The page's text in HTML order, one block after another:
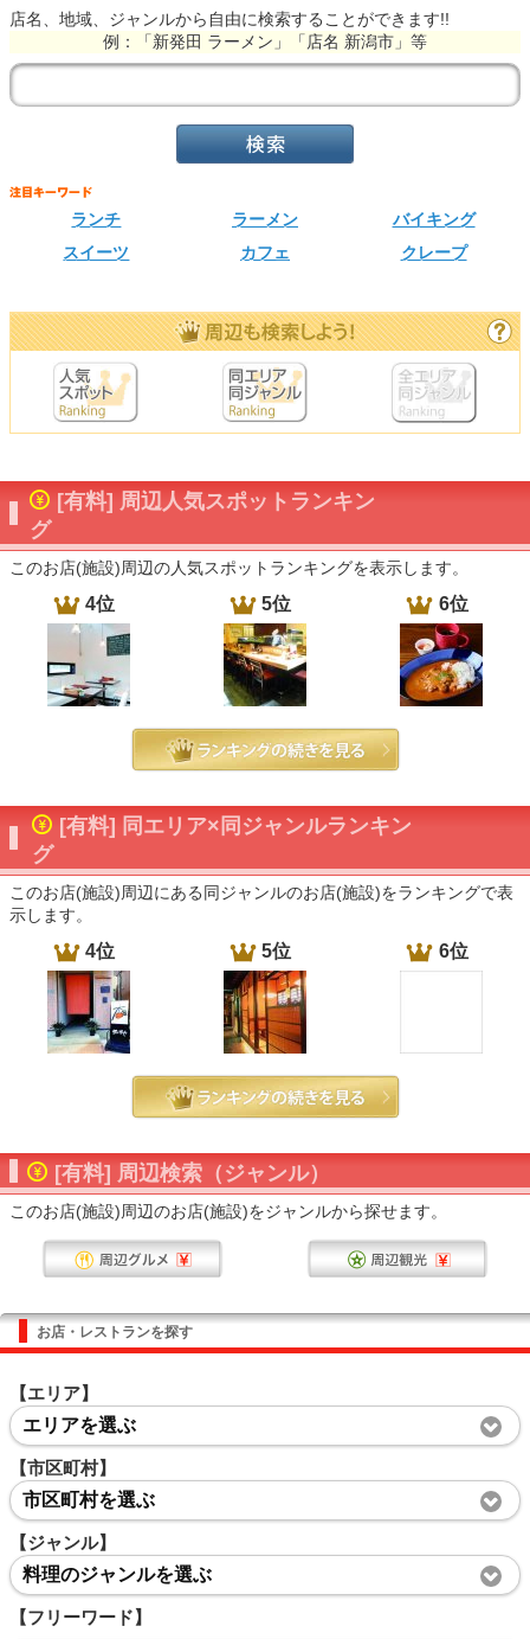
店名、地域、ジャンルから自由に検索することができます!!
例：「新発田 ラーメン」「店名 新潟市」等
ランチ ラーメン
バイキング
スイーツ
カフェ クレープ
[有料] 周辺人気スポットランキン
グ
このお店(施設)周辺の人気スポットランキングを表示します。
4位 5位 6位
[有料] 同エリア×同ジャンルランキン
グ
このお店(施設)周辺にある同ジャンルのお店(施設)をランキングで表
示します。
4位 5位 6位
[有料] 周辺検索（ジャンル）
このお店(施設)周辺のお店(施設)をジャンルから探せます。
お店・レストランを探す
【エリア】
エリアを選ぶ
【市区町村】
市区町村を選ぶ
【ジャンル】
料理のジャンルを選ぶ
【フリーワード】